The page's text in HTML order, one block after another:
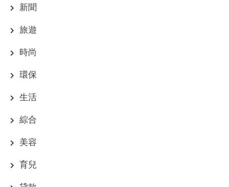
新聞
旅遊
時尚
環保
生活
綜合
美容
育兒